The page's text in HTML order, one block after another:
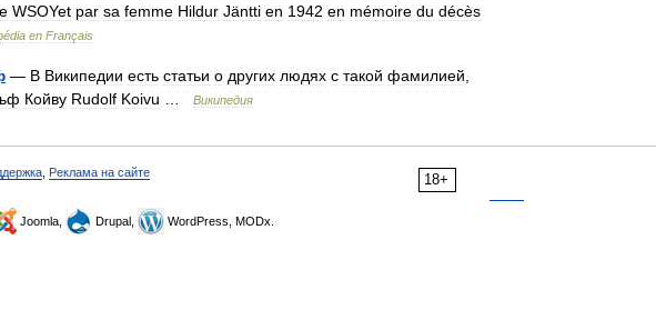
WSOYet par sa femme Hildur Jäntti en 1942 en mémoire du décès
en Français
— В Википедии есть статьи о других людях с такой фамилией
Койву Rudolf Koivu Википедия
18+
Реклама на сайте
Joomla, Drupal, WordPress, MODx.